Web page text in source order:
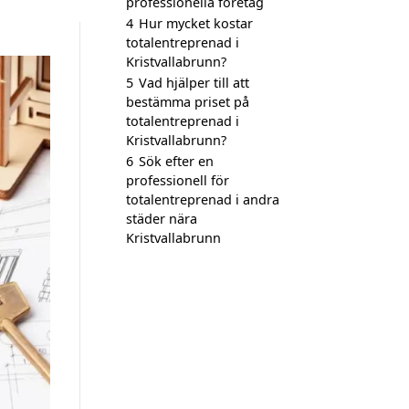
4 Hur mycket kostar
totalentreprenad i
Kristvallabrunn?
5 Vad hjälper till att
bestämma priset på
totalentreprenad i
Kristvallabrunn?
6 Sök efter en
professionell för
totalentreprenad i andra
städer nära
Kristvallabrunn